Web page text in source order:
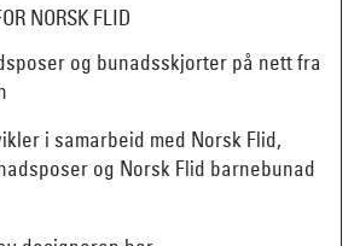
NORSK FLID
og bunadsskjorter på nett fra
i samarbeid med Norsk Flid,
og Norsk Flid barnebunad